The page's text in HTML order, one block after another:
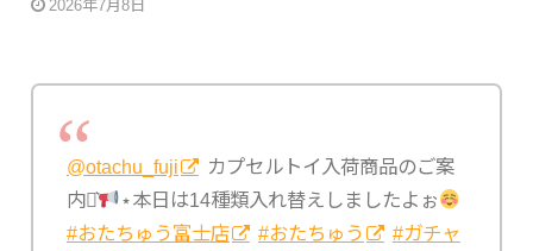
2026年7月8日
@otachu_fuji
カプセルトイ入荷商品のご案
内⋆͛
⋆本日は14種類入れ替えしましたよぉ
#おたちゅう富士店
#おたちゅう
#ガチャ